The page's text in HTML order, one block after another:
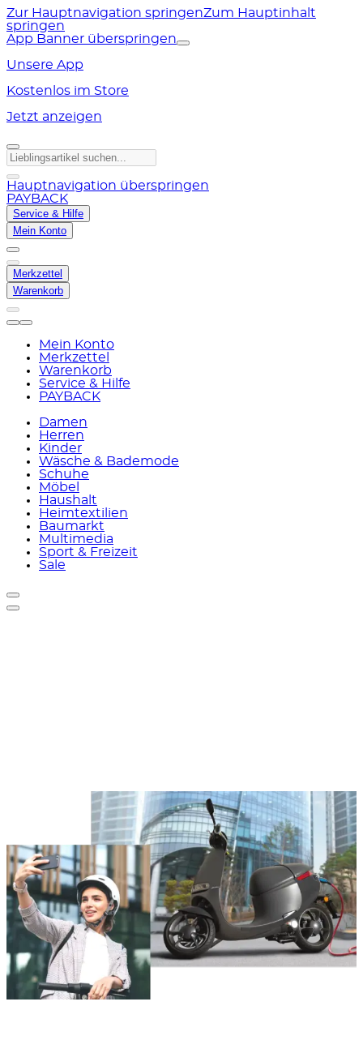
Zur Hauptnavigation springenZum Hauptinhalt
springen
App Banner überspringen
Unsere App
Kostenlos im Store
Jetzt anzeigen
Hauptnavigation überspringen
PAYBACK
Service & Hilfe
Mein Konto
Merkzettel
Warenkorb
Mein Konto
Merkzettel
Warenkorb
Service & Hilfe
PAYBACK
Damen
Herren
Kinder
Wäsche & Bademode
Schuhe
Möbel
Haushalt
Heimtextilien
Baumarkt
Multimedia
Sport & Freizeit
Sale